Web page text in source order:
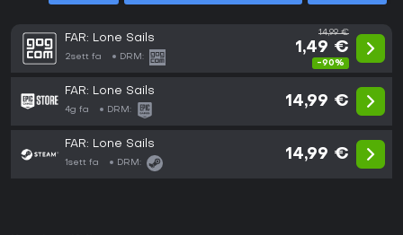
FAR: Lone Sails
2sett fa DRM:
14,99 €
1,49 €
-90%
FAR: Lone Sails
4g fa DRM:
14,99 €
FAR: Lone Sails
1sett fa DRM:
14,99 €